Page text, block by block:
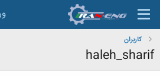
کاربران
haleh_sharif